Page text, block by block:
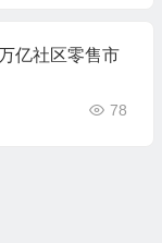
亿社区零售市
78